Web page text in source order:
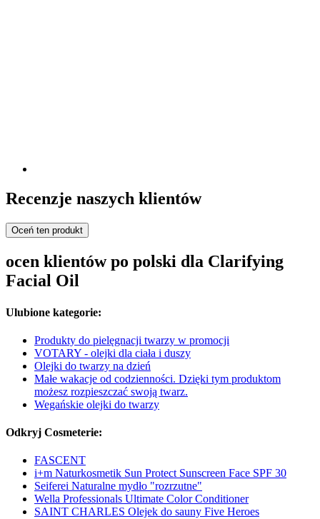
Recenzje naszych klientów
Oceń ten produkt
ocen klientów po polski dla Clarifying
Facial Oil
Ulubione kategorie:
Produkty do pielęgnacji twarzy w promocji
VOTARY - olejki dla ciała i duszy
Olejki do twarzy na dzień
Małe wakacje od codzienności. Dzięki tym produktom
możesz rozpieszczać swoją twarz.
Wegańskie olejki do twarzy
Odkryj Cosmeterie:
FASCENT
i+m Naturkosmetik Sun Protect Sunscreen Face SPF 30
Seiferei Naturalne mydło "rozrzutne"
Wella Professionals Ultimate Color Conditioner
SAINT CHARLES Olejek do sauny Five Heroes